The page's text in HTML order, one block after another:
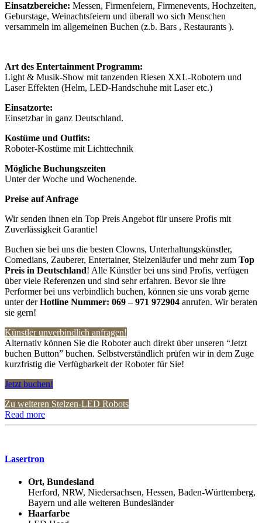
Einsatzbereiche: Messen, Firmenfeiern, Firmenevents, Hochzeiten,
Geburstage, Weinachtsfeiern und überall wo sich Menschen
versammeln im allgemeinen Buchen (z.b. Bars , Restaurants ).
Art des Entertainment Programm:
Light & Musik-Show mit tanzenden Riesen XXL-Robotern und
Laser Effekten (Helm, LED-Handschuhe mit Laser etc.)
Einsatzorte:
Einsetzbar in ganz Deutschland.
Kostüme und Outfits:
Roboter-Kostüme mit Lichttechnik
Mögliche Buchungszeiten
Unter der Woche und Wochenende.
Preise auf Anfrage
Wir senden ihnen ein Top Preis Angebot für unsere Profis mit
Zuverlässigkeit Garantie!
Buchen sie bei uns die besten Clowns, Unterhaltungskünstler,
Comedians, Zauberer, Entertainer, Stelzenläufer und mehr zum Top
Preis in Deutschland! Alle Künstler bei uns sind Profis, verfügen
über viele Referenzen und sind sehr erfahren. Bevor sie ihre
Performer bei uns verbindlich buchen, können sie uns vorab gerne
unter derHotline Nummer: 069 – 971 972904 anrufen. Wir beraten
sie gern!
Künstler unverbindlich anfragen!
Alternativ können Sie die Roboter auch direkt über unseren “Jetzt
buchen Button” buchen. Selbstverständlich prüfen wir in dem Zuge
kurzfristig die Verfügbarkeit der Roboter für Sie!
Jetzt buchen!
Zu weiteren Stelzen-LED Robots
Read more
Lasertron
Ort, Bundesland
Herford, NRW, Niedersachsen, Hessen, Baden-Württemberg,
Bayern und alle weiteren Bundesländer
Haarfarbe